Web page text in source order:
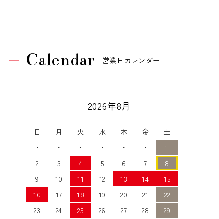
Calendar 営業日カレンダー
2026年8月
日 月 火 水 木 金
土
・
・ ・ ・ ・ ・
1
2
3 4 5 6 7
8
9
10 11 12 13 14
15
16
17 18 19 20 21
22
23
24 25 26 27 28
29